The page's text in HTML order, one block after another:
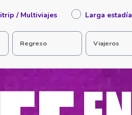
/ Multiviajes Larga estadía
Regreso Viajeros